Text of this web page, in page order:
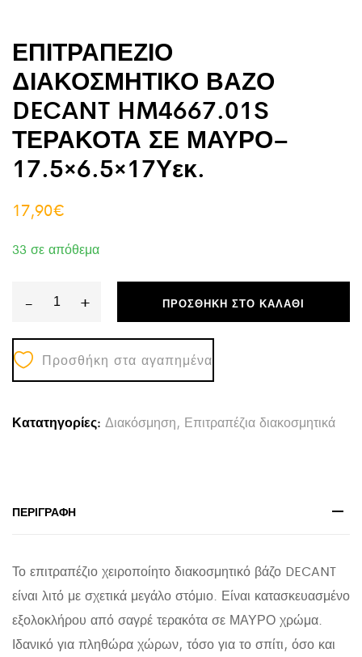
ΕΠΙΤΡΑΠΕΖΙΟ
ΔΙΑΚΟΣΜΗΤΙΚΟ ΒΑΖΟ
DECANT HM4667.01S
ΤΕΡΑΚΟΤΑ ΣΕ ΜΑΥΡΟ–
17.5×6.5×17Υεκ.
17,90€
33 σε απόθεμα
-
ΕΠΙΤΡΑΠΕΖΙΟ
ΔΙΑΚΟΣΜΗΤΙΚΟ
ΒΑΖΟ
DECANT
ΤΕΡΑΚΟΤΑ
-17.5x6.5x17Υεκ.
+ ΠΡΟΣΘΉΚΗ ΣΤΟ ΚΑΛΆΘΙ
Προσθήκη στα αγαπημένα
Κατατηγορίες: Διακόσμηση, Επιτραπέζια διακοσμητικά
ΠΕΡΙΓΡΑΦΉ
Το επιτραπέζιο χειροποίητο διακοσμητικό βάζο DECANT
είναι λιτό με σχετικά μεγάλο στόμιο. Είναι κατασκευασμένο
εξολοκλήρου από σαγρέ τερακότα σε ΜΑΥΡΟ χρώμα.
Ιδανικό για πληθώρα χώρων, τόσο για το σπίτι, όσο και